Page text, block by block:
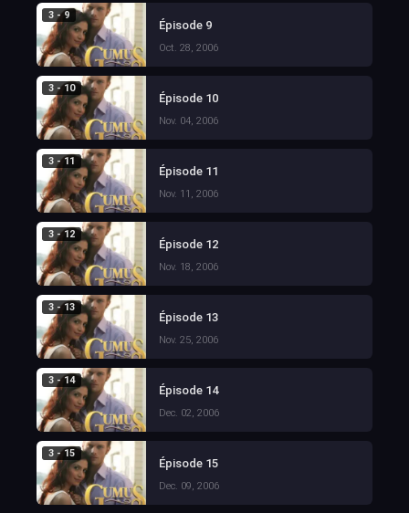
3 - 9
Épisode 9
Oct. 28, 2006
3 - 10
Épisode 10
Nov. 04, 2006
3 - 11
Épisode 11
Nov. 11, 2006
3 - 12
Épisode 12
Nov. 18, 2006
3 - 13
Épisode 13
Nov. 25, 2006
3 - 14
Épisode 14
Dec. 02, 2006
3 - 15
Épisode 15
Dec. 09, 2006